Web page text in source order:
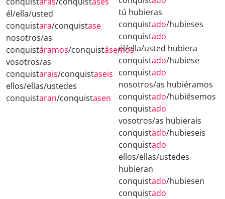
él/ella/usted
conquistara/conquistase
nosotros/as
conquistáramos/conquistásemos
vosotros/as
conquistarais/conquistaseis
ellos/ellas/ustedes
conquistaran/conquistasen
tú hubieras
conquistado/hubieses
conquistado
él/ella/usted hubiera
conquistado/hubiese
conquistado
nosotros/as hubiéramos
conquistado/hubiésemos
conquistado
vosotros/as hubierais
conquistado/hubieseis
conquistado
ellos/ellas/ustedes
hubieran
conquistado/hubiesen
conquistado